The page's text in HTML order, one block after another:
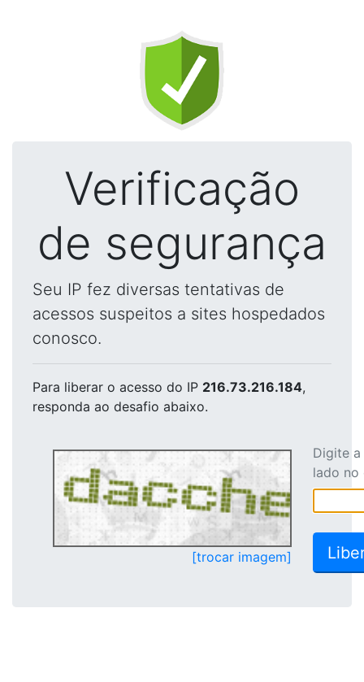
Verificação
de segurança
Seu IP fez diversas tentativas de
acessos suspeitos a sites hospedados
conosco.
Para liberar o acesso do IP 216.73.216.184,
responda ao desafio abaixo.
[trocar imagem]
Digite
lado no